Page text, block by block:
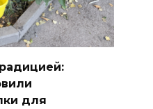
для